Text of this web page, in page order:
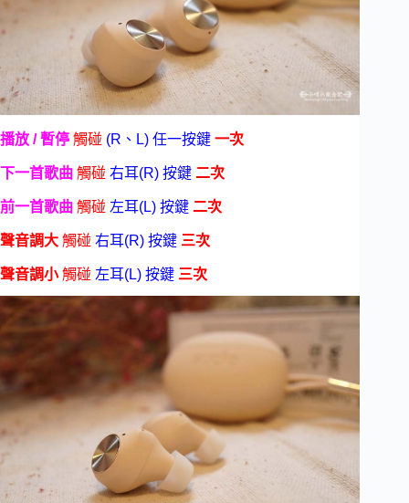
播放 / 暫停 觸碰 (R、L) 任一按鍵 一次
下一首歌曲 觸碰 右耳(R) 按鍵 二次
前一首歌曲 觸碰 左耳(L) 按鍵 二次
聲音調大 觸碰 右耳(R) 按鍵 三次
聲音調小觸碰 左耳(L) 按鍵 三次